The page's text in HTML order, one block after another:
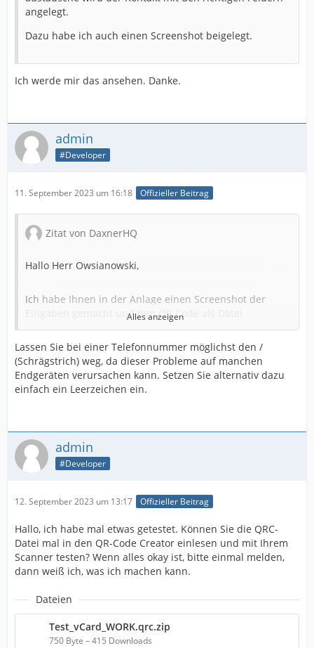
angelegt.
Dazu habe ich auch einen Screenshot beigelegt.
Ich werde mir das ansehen. Danke.
admin
#Developer
11. September 2023 um 16:18 Offizieller Beitrag
Zitat von DaxnerHQ
Hallo Herr Owsianowski,
Ich habe Ihnen in der Anlage einen Screenshot der
Eingaben gemacht und den QR Code als Datei
gespeichert.
Gescannt wird mit der Standard-Kamera-App meines
Samsung Galaxy S22 ...
Mit freundlichen Grüßen
Alles anzeigen
Lassen Sie bei einer Telefonnummer möglichst den /
(Schrägstrich) weg, da dieser Probleme auf manchen
Endgeräten verursachen kann. Setzen Sie alternativ dazu
einfach ein Leerzeichen ein.
admin
#Developer
12. September 2023 um 13:17 Offizieller Beitrag
Hallo, ich habe mal etwas getestet. Können Sie die QRC-
Datei mal in den QR-Code Creator einlesen und mit Ihrem
Scanner testen? Wenn alles okay ist, bitte einmal melden,
dann weiß ich, was ich machen kann.
Dateien
Test_vCard_WORK.qrc.zip
750 Byte – 415 Downloads